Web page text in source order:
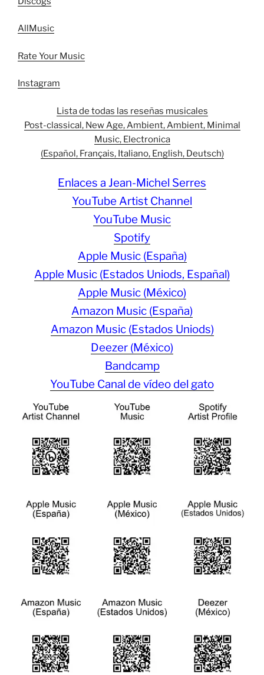
AllMusic
Rate Your Music
Instagram
Lista de todas las reseñas musicales
Post-classical, New Age, Ambient, Ambient, Minimal
Music, Electronica
(Español, Français, Italiano, English, Deutsch)
Enlaces a Jean-Michel Serres
YouTube Artist Channel
YouTube Music
Spotify
Apple Music (España)
Apple Music (Estados Uniods, Españal)
Apple Music (México)
Amazon Music (España)
Amazon Music (Estados Uniods)
Deezer (México)
Bandcamp
YouTube Canal de vídeo del gato